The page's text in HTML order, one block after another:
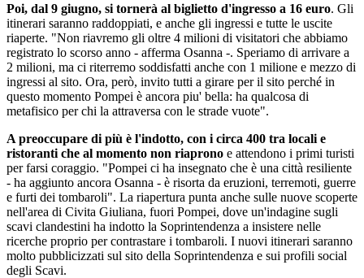
Poi, dal 9 giugno, si tornerà al biglietto d'ingresso a 16 euro. Gli
itinerari saranno raddoppiati, e anche gli ingressi e tutte le uscite
riaperte. "Non riavremo gli oltre 4 milioni di visitatori che abbiamo
registrato lo scorso anno - afferma Osanna -. Speriamo di arrivare a
2 milioni, ma ci riterremo soddisfatti anche con 1 milione e mezzo di
ingressi al sito. Ora, però, invito tutti a girare per il sito perché in
questo momento Pompei è ancora piu' bella: ha qualcosa di
metafisico per chi la attraversa con le strade vuote".
A preoccupare di più è l'indotto, con i circa 400 tra locali e
ristoranti che al momento non riaprono e attendono i primi turisti
per farsi coraggio. "Pompei ci ha insegnato che è una città resiliente
- ha aggiunto ancora Osanna - è risorta da eruzioni, terremoti, guerre
e furti dei tombaroli". La riapertura punta anche sulle nuove scoperte
nell'area di Civita Giuliana, fuori Pompei, dove un'indagine sugli
scavi clandestini ha indotto la Soprintendenza a insistere nelle
ricerche proprio per contrastare i tombaroli. I nuovi itinerari saranno
molto pubblicizzati sul sito della Soprintendenza e sui profili social
degli Scavi.